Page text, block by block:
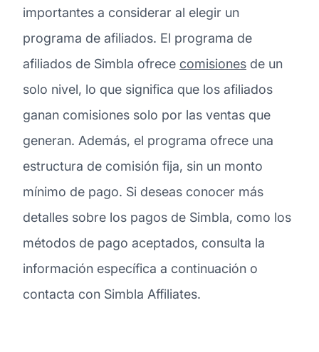
importantes a considerar al elegir un
programa de afiliados. El programa de
afiliados de Simbla ofrece comisiones de un
solo nivel, lo que significa que los afiliados
ganan comisiones solo por las ventas que
generan. Además, el programa ofrece una
estructura de comisión fija, sin un monto
mínimo de pago. Si deseas conocer más
detalles sobre los pagos de Simbla, como los
métodos de pago aceptados, consulta la
información específica a continuación o
contacta con Simbla Affiliates.